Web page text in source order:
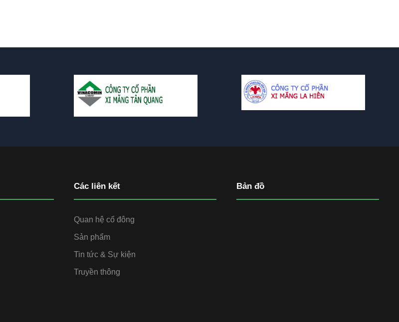
Các liên kết
Quan hệ cổ đông
Sản phẩm
Tin tức & Sự kiện
Truyền thông
Bản đồ